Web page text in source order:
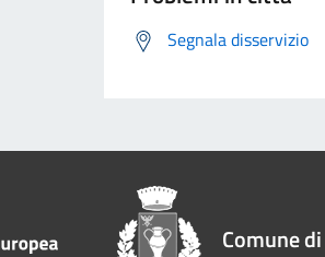
Segnala disservizio
Comune